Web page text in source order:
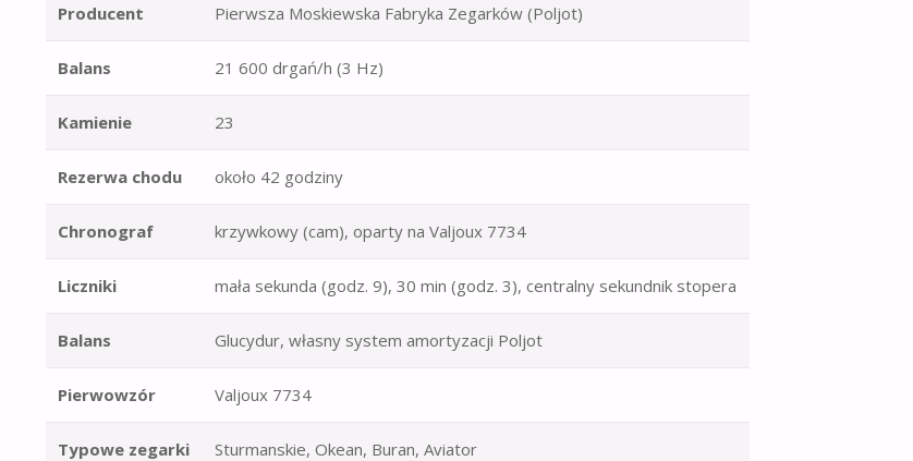
Producent Pierwsza Moskiewska Fabryka Zegarków (Poljot)
Balans 21 600 drgań/h (3 Hz)
Kamienie 23
Rezerwa chodu około 42 godziny
Chronograf krzywkowy (cam), oparty na Valjoux 7734
Liczniki mała sekunda (godz. 9), 30 min (godz. 3), centralny sekundnik stopera
Balans Glucydur, własny system amortyzacji Poljot
Pierwowzór Valjoux 7734
Typowe zegarki Sturmanskie, Okean, Buran, Aviator